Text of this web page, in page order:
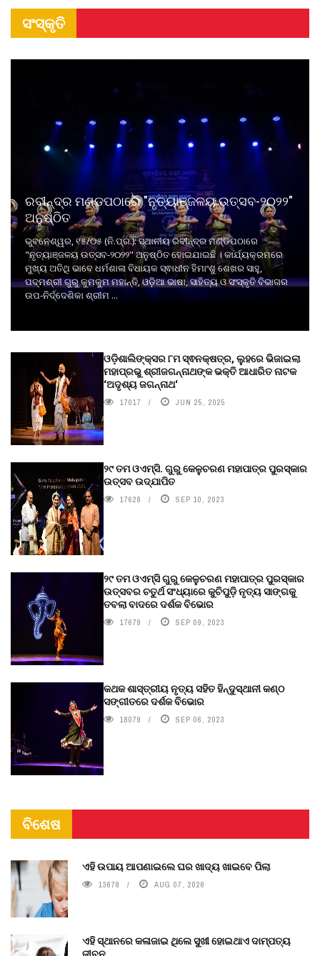
ସଂସ୍କୃତି
ରବୀନ୍ଦ୍ର ମଣ୍ଡପଠାରେ "ନୃତ୍ୟାଞ୍ଜଳୟ ଉତ୍ସବ-୨୦୨୨"
ଅନୁଷ୍ଠିତ
ଭୁବନେଶ୍ୱର, ୧୫/୦୫ (ନି.ପ୍ର.): ସ୍ଥାନୀୟ ରବୀନ୍ଦ୍ର ମଣ୍ଡପଠାରେ
"ନୃତ୍ୟାଞ୍ଜଳୟ ଉତ୍ସବ-୨୦୨୨" ଅନୁଷ୍ଠିତ ହୋଇଯାଇଛି । କାର୍ଯ୍ୟକ୍ରମରେ
ମୁଖ୍ୟ ଅତିଥି ଭାବେ ଧର୍ମଶାଳା ବିଧାୟକ ସ୍ଵାଧୀନ ହିମାଂଶୁ ଶେଖର ସାହୁ,
ପଦ୍ମଶ୍ରୀ ଗୁରୁ କୁମକୁମ ମହାନ୍ତି, ଓଡ଼ିଆ ଭାଷା, ସାହିତ୍ୟ ଓ ସଂସ୍କୃତି ବିଭାଗର
ଉପ-ନିର୍ଦ୍ଦେଶିକା ଶ୍ରୀମ ...
ଓଡ଼ିଶାଲିଙ୍କ୍ସର ୮ମ ସ୍ଵନକ୍ଷତ୍ର, ଲୁହରେ ଭିଜାଇଲା
ମହାପ୍ରଭୁ ଶ୍ରୀଜଗନ୍ନାଥଙ୍କ ଭକ୍ତି ଆଧାରିତ ନାଟକ
‘ଅଦୃଶ୍ୟ ଜଗନ୍ନାଥ‘
17017 JUN 25, 2025
୨୯ ତମ ଓଏମ୍‌ସି. ଗୁରୁ କେଳୁଚରଣ ମହାପାତ୍ର ପୁରସ୍କାର
ଉତ୍ସବ ଉଦ୍‍ଯାପିତ
17628 SEP 10, 2023
୨୯ ତମ ଓଏମ୍‌ସି ଗୁରୁ କେଳୁଚରଣ ମହାପାତ୍ର ପୁରସ୍କାର
ଉତ୍ସବର ଚତୁର୍ଥ ସଂଧ୍ୟାରେ କୁଚିପୁଡ଼ି ନୃତ୍ୟ ସାଙ୍ଗକୁ
ତବଲା ବାଦରେ ଦର୍ଶକ ବିଭୋର
17679 SEP 09, 2023
କଥକ ଶାସ୍ତ୍ରୀୟ ନୃତ୍ୟ ସହିତ ହିନ୍ଦୁସ୍ଥାନୀ କଣ୍ଠ
ସଙ୍ଗୀତରେ ଦର୍ଶକ ବିଭୋର
18079 SEP 06, 2023
ବିଶେଷ
ଏହି ଉପାୟ ଆପଣାଇଲେ ଘର ଖାଦ୍ୟ ଖାଇବେ ପିଲା
13678 AUG 07, 2026
ଏହି ସ୍ଥାନରେ କଳାଜାଇ ଥିଲେ ସୁଖୀ ହୋଇଥାଏ ଦାମ୍ପତ୍ୟ